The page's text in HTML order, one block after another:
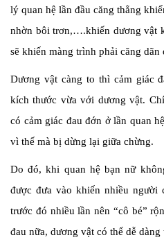
lý quan hệ lần đầu căng thẳng
nhờn bôi trơn,….khiến dương vật
sẽ khiến màng trình phải căng dãn
Dương vật càng to thì cảm giác
kích thước vừa với dương vật.
có cảm giác đau đớn ở lần quan
vì thế mà bị dừng lại giữa chừng.
Do đó, khi quan hệ bạn nữ
được đưa vào khiến nhiều người
trước đó nhiều lần nên “cô bé”
đau nữa, dương vật có thể dễ